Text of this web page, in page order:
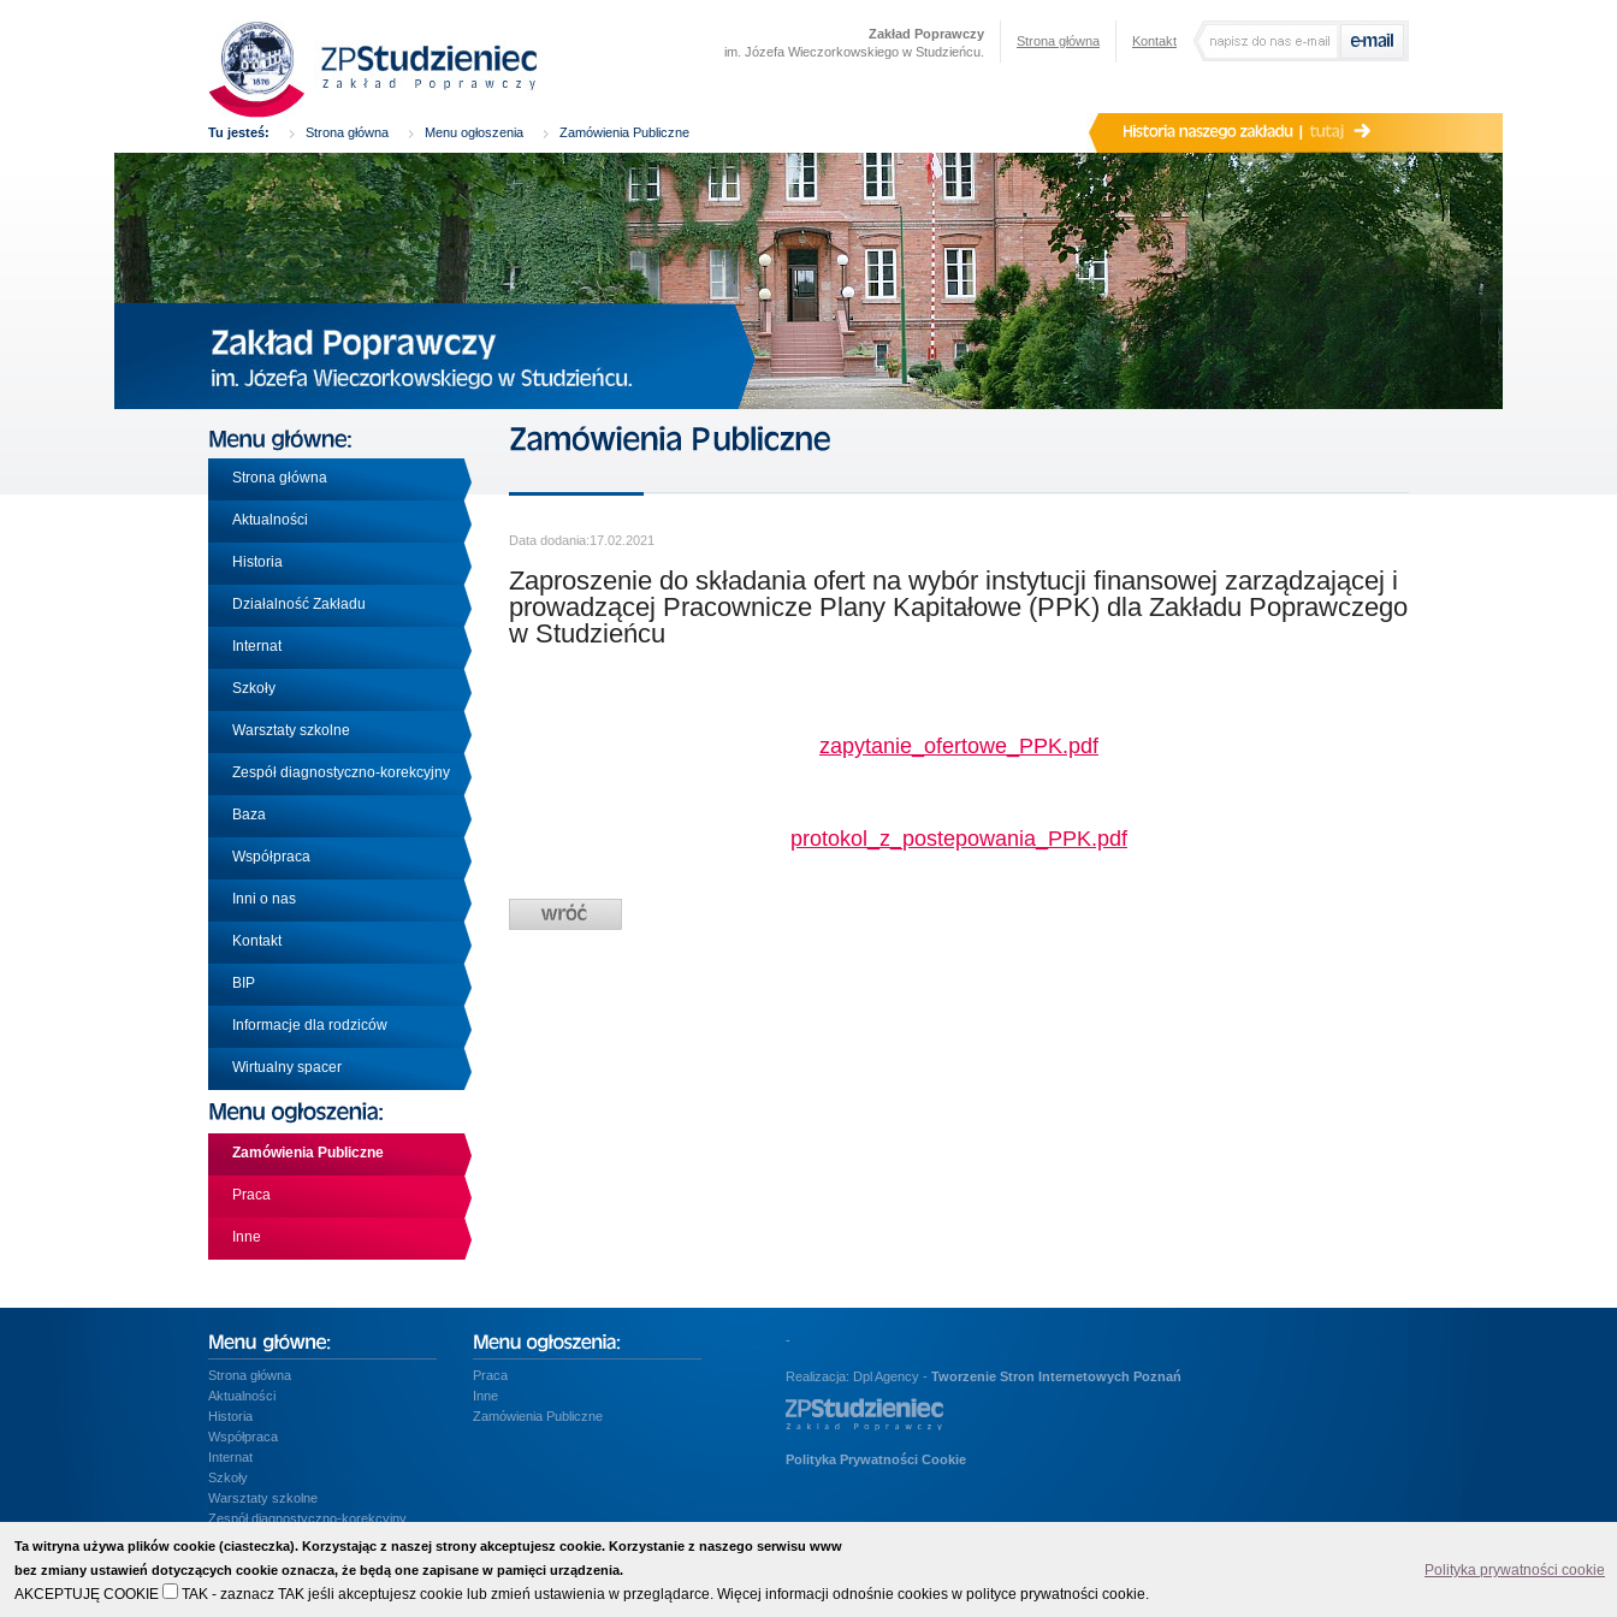
Kontakt
Strona główna
Zakład Poprawczy
im. Józefa Wieczorkowskiego w Studzieńcu.
Tu jesteś: Strona główna Menu ogłoszenia Zamówienia Publiczne
Strona główna
Aktualności
Historia
Działalność Zakładu
Internat
Szkoły
Warsztaty szkolne
Zespół diagnostyczno-korekcyjny
Baza
Współpraca
Inni o nas
Kontakt
BIP
Informacje dla rodziców
Wirtualny spacer
Zamówienia Publiczne
Praca
Inne
Data dodania:17.02.2021
Zaproszenie do składania ofert na wybór instytucji finansowej zarządzającej i
prowadzącej Pracownicze Plany Kapitałowe (PPK) dla Zakładu Poprawczego
w Studzieńcu
zapytanie_ofertowe_PPK.pdf
protokol_z_postepowania_PPK.pdf
Strona główna
Aktualności
Historia
Współpraca
Internat
Szkoły
Warsztaty szkolne
Zespół diagnostyczno-korekcyjny
BIP
Praca
Inne
Zamówienia Publiczne
-
Realizacja: Dpl Agency - Tworzenie Stron Internetowych Poznań
Polityka Prywatności Cookie
Ta witryna używa plików cookie (ciasteczka). Korzystając z naszej strony akceptujesz cookie. Korzystanie z naszego serwisu www
bez zmiany ustawień dotyczących cookie oznacza, że będą one zapisane w pamięci urządzenia.
Polityka prywatności cookie
AKCEPTUJĘ COOKIE
TAK - zaznacz TAK jeśli akceptujesz cookie lub zmień ustawienia w przeglądarce. Więcej informacji odnośnie cookies w polityce prywatności cookie.